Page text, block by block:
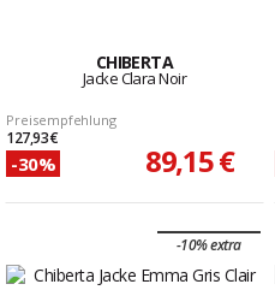
CHIBERTA
Jacke Clara Noir
Preisempfehlung
127,93 €
-30% 89,15 €
-10% extra